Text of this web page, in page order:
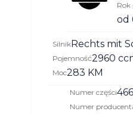
Rok
od
SilnikRechts mit
Pojemność2960
Moc283 KM
Numer części
Numer